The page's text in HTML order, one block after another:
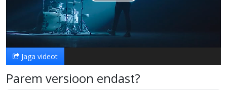
video
Jaga videot
Parem versioon endast?